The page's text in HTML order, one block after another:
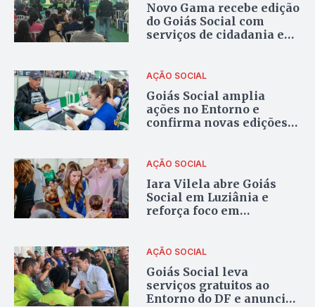
Novo Gama recebe edição
do Goiás Social com
serviços de cidadania e
AÇÃO SOCIAL
Goiás Social amplia
ações no Entorno e
confirma novas edições
AÇÃO SOCIAL
Iara Vilela abre Goiás
Social em Luziânia e
reforça foco em
AÇÃO SOCIAL
Goiás Social leva
serviços gratuitos ao
Entorno do DF e anuncia